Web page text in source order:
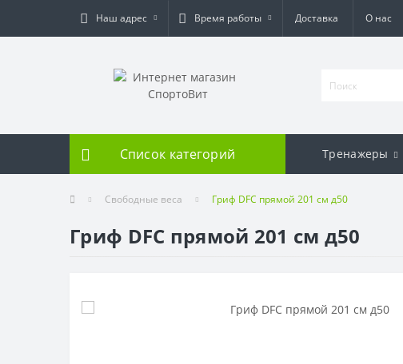
Наш адрес Время работы Доставка О нас
Список категорий Тренажеры
Свободные веса Гриф DFC прямой 201 см д50
Гриф DFC прямой 201 см д50